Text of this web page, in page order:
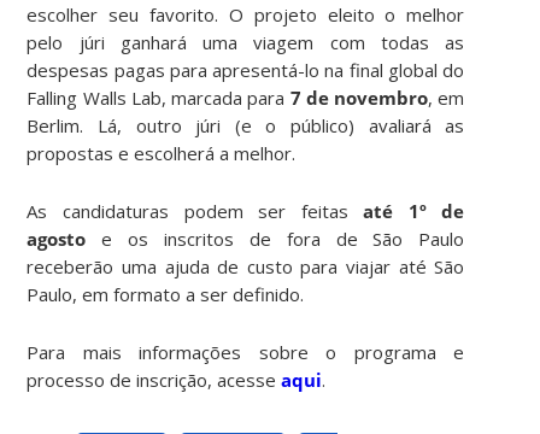
escolher seu favorito. O projeto eleito o melhor
pelo júri ganhará uma viagem com todas as
despesas pagas para apresentá-lo na final global do
Falling Walls Lab, marcada para 7 de novembro, em
Berlim. Lá, outro júri (e o público) avaliará as
propostas e escolherá a melhor.
As candidaturas podem ser feitas até 1º de
agostoe os inscritos de fora de São Paulo
receberão uma ajuda de custo para viajar até São
Paulo, em formato a ser definido.
Para mais informações sobre o programa e
processo de inscrição, acesseaqui.